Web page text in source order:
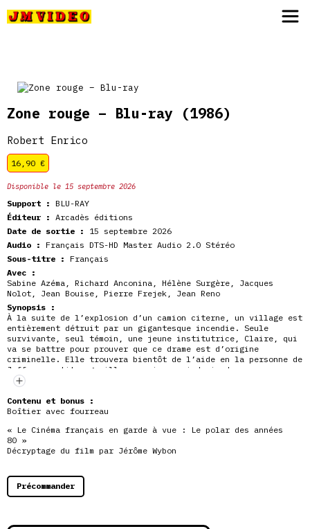
Zone rouge – Blu-ray (1986)
Robert Enrico
16,90 €
Disponible le 15 septembre 2026
Support : BLU-RAY
Éditeur : Arcadès éditions
Date de sortie :
15 septembre 2026
Audio : Français DTS-HD Master Audio 2.0 Stéréo
Sous-titre : Français
Avec :
Sabine Azéma , Richard Anconina , Hélène Surgère , Jacques
Nolot , Jean Bouise , Pierre Frejek , Jean Reno
Synopsis :
À la suite de l’explosion d’un camion citerne, un village est
entièrement détruit par un gigantesque incendie. Seule
survivante, seul témoin, une jeune institutrice, Claire, qui
va se battre pour prouver que ce drame est d’origine
criminelle. Elle trouvera bientôt de l’aide en la personne de
Jeff, un petit magouilleur cynique qui deviendra presque
involontairement un héros.
Contenu et bonus :
Boîtier avec fourreau
« Le Cinéma français en garde à vue : Le polar des années
80 »
Décryptage du film par Jérôme Wybon
Précommander